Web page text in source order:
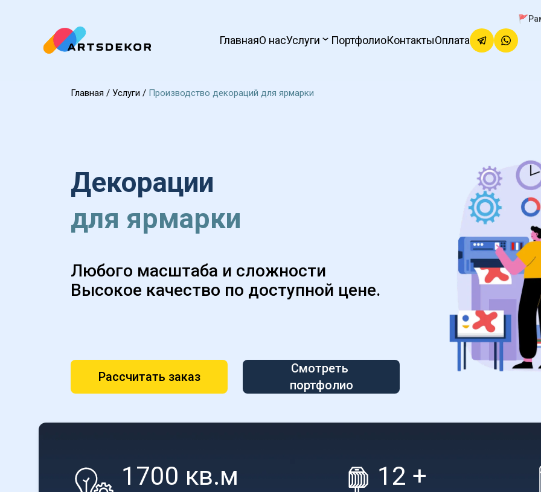
ГлавнаяО насУслуги ПортфолиоКонтактыОплата
Главная / Услуги / Производство декораций для ярмарки
Декорации
для ярмарки
Любого масштаба и сложности
Высокое качество по доступной цене.
Рассчитать заказ
Смотреть
портфолио
1700 кв.м 12 +